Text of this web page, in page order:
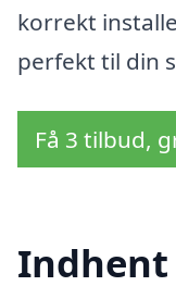
korrekt
perfekt til din
Få 3 tilbud,